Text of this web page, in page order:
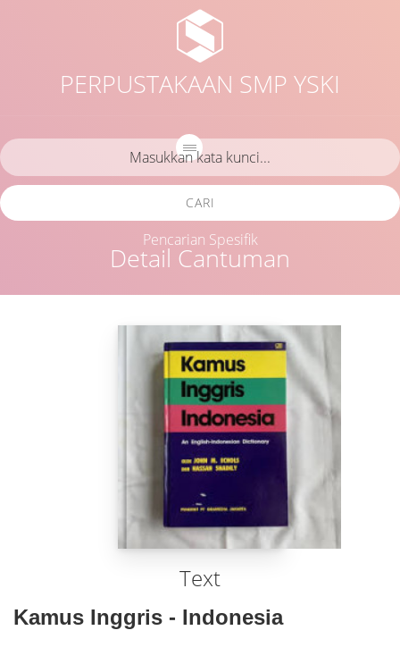
PERPUSTAKAAN SMP YSKI
Detail Cantuman
CARI
Pencarian Spesifik
Text
Kamus Inggris - Indonesia